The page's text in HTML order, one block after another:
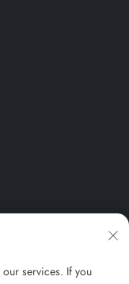
services. If you